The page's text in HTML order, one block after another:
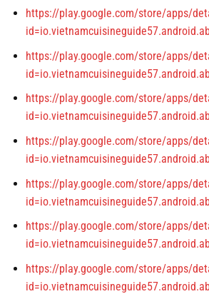
https://play.google.com/store/apps/
https://play.google.com/store/apps/
https://play.google.com/store/apps/
https://play.google.com/store/apps/
https://play.google.com/store/apps/
https://play.google.com/store/apps/
https://play.google.com/store/apps/